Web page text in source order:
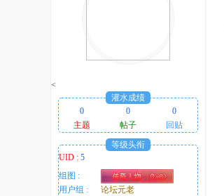
<
灌水成绩
0
0
0
主题
帖子
回贴
等级头衔
UID : 5
组图 :
用户组 :
论坛元老